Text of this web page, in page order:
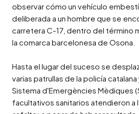
observar cómo un vehículo
deliberada a un hombre que se
carretera C-17, dentro del término
la comarca barcelonesa de Osona.
Hasta el lugar del suceso se
varias patrullas de la policía
Sistema d'Emergències Mèdiques
facultativos sanitarios atendieron a